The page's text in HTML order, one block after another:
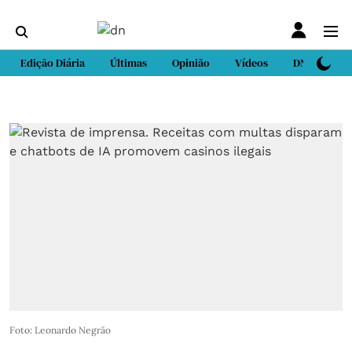
Edição Diária Últimas Opinião Vídeos DN Sport
Foto: Leonardo Negrão